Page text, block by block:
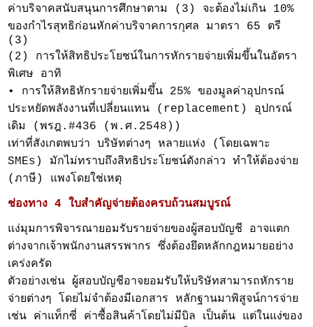
ค่าบริจาคสนับสนุนการศึกษาตาม (3) จะต้องไม่เกิน 10%
ของกำไรสุทธิก่อนหักค่าบริจาคการกุศล มาตรา 65 ตรี
(3)
(2) การให้สิทธิประโยชน์ในการหักรายจ่ายเพิ่มขึ้นในอัตรา
พิเศษ อาทิ
• การให้สิทธิหักรายจ่ายเพิ่มขึ้น 25% ของมูลค่าอุปกรณ์
ประหยัดพลังงานที่เปลี่ยนแทน (replacement) อุปกรณ์
เดิม (พรฎ.#436 (พ.ศ.2548))
เท่าที่สังเกตพบว่า บริษัทต่างๆ หลายแห่ง (โดยเฉพาะ
SMEs) มักไม่ทราบถึงสิทธิประโยชน์ดังกล่าว ทำให้ต้องจ่าย
(ภาษี) แพงโดยใช่เหตุ
ช่องทาง 4 ใบสำคัญจ่ายต้องครบถ้วนสมบูรณ์
แง่มุมการพิจารณายอมรับรายจ่ายของผู้สอบบัญชี อาจแตก
ต่างจากเจ้าพนักงานสรรพากร ซึ่งต้องยึดหลักกฎหมายอย่าง
เคร่งครัด
ตัวอย่างเช่น ผู้สอบบัญชีอาจยอมรับให้บริษัทสามารถหักราย
จ่ายต่างๆ โดยไม่จำต้องมีเอกสาร หลักฐานมาพิสูจน์การจ่าย
เช่น ค่าแท็กซี่ ค่าซื้อสินค้าโดยไม่มีบิล เป็นต้น แต่ในแง่ของ